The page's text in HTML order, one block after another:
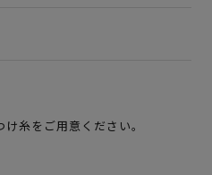
糸をご用意ください。